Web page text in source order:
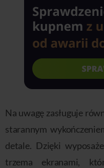
Na uwagę zasługuje
starannym
detale. Dzięki
trzema ekranami,